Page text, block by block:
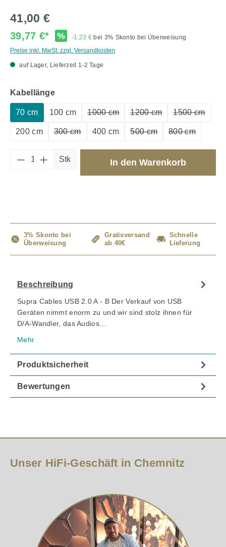
41,00 €
39,77 €* % -1,23 € bei 3% Skonto bei Überweisung
Preise inkl. MwSt. zzgl. Versandkosten
auf Lager, Lieferzeit 1-2 Tage
Kabellängeauswählen
70 cm 100 cm 1000 cm 1200 cm 1500 cm
200 cm 300 cm 400 cm 500 cm 800 cm
Produkt Anzahl: Gib den gewünschten
Stk In den Warenkorb
3% Skonto bei
Überweisung
Gratisversand
ab 40€
Schnelle
Lieferung
Beschreibung
Supra Cables USB 2.0 A - B Der Verkauf von USB
Geräten nimmt enorm zu und wir sind stolz ihnen für
D/A-Wandler, das Audios…
Mehr
Produktsicherheit
Bewertungen
Unser HiFi-Geschäft in Chemnitz